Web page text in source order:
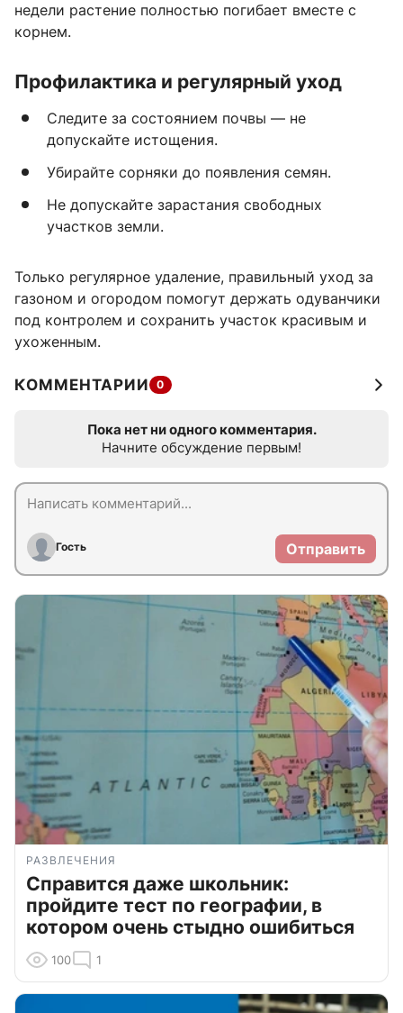
недели растение полностью погибает вместе с
корнем.
Профилактика и регулярный уход
Следите за состоянием почвы — не
допускайте истощения.
Убирайте сорняки до появления семян.
Не допускайте зарастания свободных
участков земли.
Только регулярное удаление, правильный уход за
газоном и огородом помогут держать одуванчики
под контролем и сохранить участок красивым и
ухоженным.
КОММЕНТАРИИ 0
Пока нет ни одного комментария.
Начните обсуждение первым!
Гость Отправить
РАЗВЛЕЧЕНИЯ
Справится даже школьник:
пройдите тест по географии, в
котором очень стыдно ошибиться
100 1